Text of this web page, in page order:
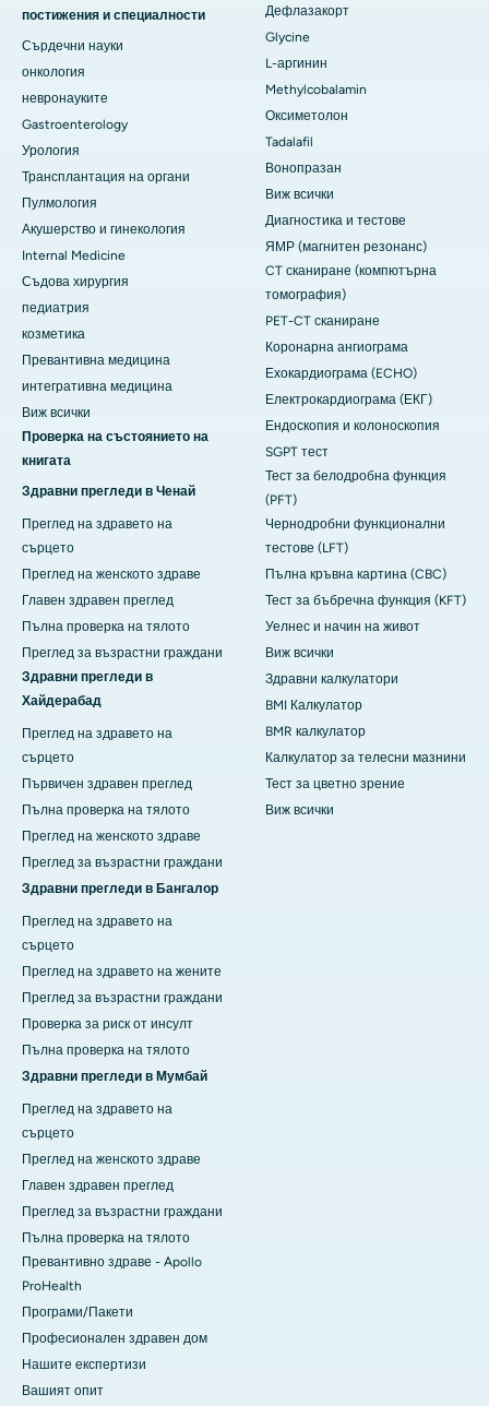
постижения и специалности
Сърдечни науки
онкология
невронауките
Gastroenterology
Урология
Трансплантация на органи
Пулмология
Акушерство и гинекология
Internal Medicine
Съдова хирургия
педиатрия
козметика
Превантивна медицина
интегративна медицина
Виж всички
Проверка на състоянието на
книгата
Здравни прегледи в Ченай
Преглед на здравето на
сърцето
Преглед на женското здраве
Главен здравен преглед
Пълна проверка на тялото
Преглед за възрастни граждани
Здравни прегледи в
Хайдерабад
Преглед на здравето на
сърцето
Първичен здравен преглед
Пълна проверка на тялото
Преглед на женското здраве
Преглед за възрастни граждани
Здравни прегледи в Бангалор
Преглед на здравето на
сърцето
Преглед на здравето на жените
Преглед за възрастни граждани
Проверка за риск от инсулт
Пълна проверка на тялото
Здравни прегледи в Мумбай
Преглед на здравето на
сърцето
Преглед на женското здраве
Главен здравен преглед
Преглед за възрастни граждани
Пълна проверка на тялото
Превантивно здраве - Apollo
ProHealth
Програми/Пакети
Професионален здравен дом
Нашите експертизи
Вашият опит
Дефлазакорт
Glycine
L-аргинин
Methylcobalamin
Оксиметолон
Tadalafil
Вонопразан
Виж всички
Диагностика и тестове
ЯМР (магнитен резонанс)
CT сканиране (компютърна
томография)
PET-CT сканиране
Коронарна ангиограма
Ехокардиограма (ECHO)
Електрокардиограма (ЕКГ)
Ендоскопия и колоноскопия
SGPT тест
Тест за белодробна функция
(PFT)
Чернодробни функционални
тестове (LFT)
Пълна кръвна картина (CBC)
Тест за бъбречна функция (KFT)
Уелнес и начин на живот
Виж всички
Здравни калкулатори
BMI Калкулатор
BMR калкулатор
Калкулатор за телесни мазнини
Тест за цветно зрение
Виж всички